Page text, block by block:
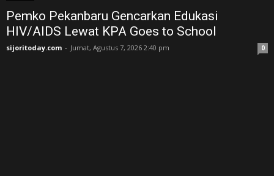
Pemko Pekanbaru Gencarkan Edukasi
HIV/AIDS Lewat KPA Goes to School
sijoritoday.com - Jumat, Agustus 7, 2026 2:40 pm 0